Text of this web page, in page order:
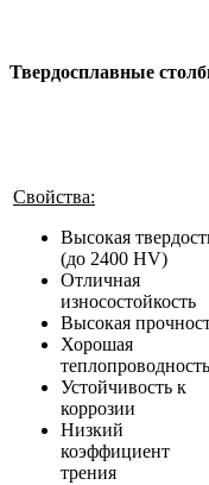
Твердосплавные
Свойства:
Высокая
(до 2400 HV)
Отличная
износостойкость
Высокая
Хорошая
теплопроводность
Устойчивость к
коррозии
Низкий
коэффициент
трения